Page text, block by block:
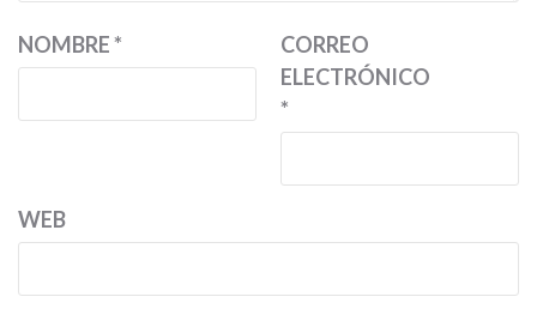
NOMBRE*
CORREO
ELECTRÓNICO
*
WEB